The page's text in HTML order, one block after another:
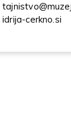
idrija-cerkno.si